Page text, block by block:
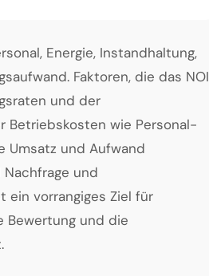
Energie, Instandhaltung,
Faktoren, die das NOI
und der
Betriebskosten wie Personal-
Umsatz und Aufwand
und
ein vorrangiges Ziel für
Bewertung und die